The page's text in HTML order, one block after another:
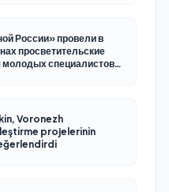
России» провели в
просветительские
молодых специалистов
Voronezh
projelerinin